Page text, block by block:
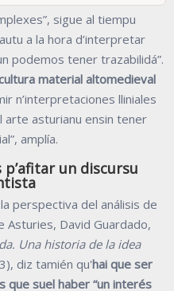
sigue al tiempu
a la hora d’interpretar
podemos tener trazabilidá”.
material altomedieval
n’interpretaciones lliniales
arte asturianu ensin tener
amplía.
p’afitar un discursu
perspectiva del análisis de
David Guardado,
Una historia de la idea
diz tamién qu'hai que ser
que suel haber “un interés